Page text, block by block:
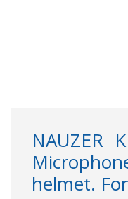
NAUZER
helmet.